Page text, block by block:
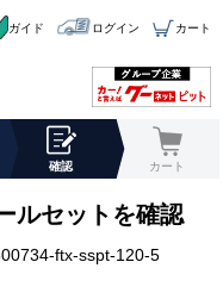
ガイド ログイン カート
確認 カート
ルセットを確認
ftx-sspt-120-5